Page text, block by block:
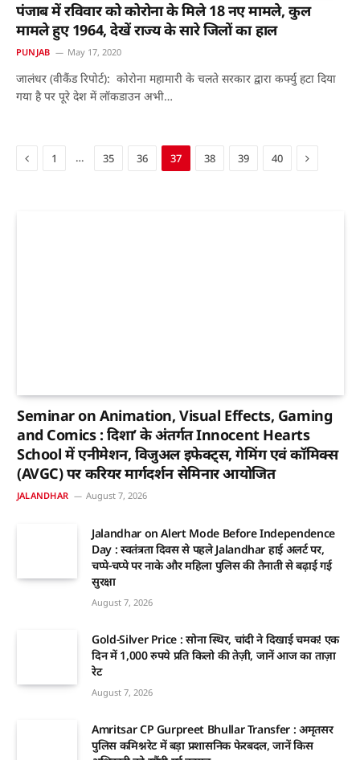
पंजाब में रविवार को कोरोना के मिले 18 नए मामले, कुल
मामले हुए 1964, देखें राज्य के सारे जिलों का हाल
PUNJAB May 17, 2020
जालंधर (वीकैंड रिपोर्ट): कोरोना महामारी के चलते सरकार द्वारा कर्फ्यु हटा दिया
गया है पर पूरे देश में लॉकडाउन अभी…
Previous
1 … 35 36 37 38 39 40 Next
Seminar on Animation, Visual Effects, Gaming
and Comics : दिशा’ के अंतर्गत Innocent Hearts
School में एनीमेशन, विजुअल इफेक्ट्स, गेमिंग एवं कॉमिक्स
(AVGC) पर करियर मार्गदर्शन सेमिनार आयोजित
JALANDHAR August 7, 2026
Jalandhar on Alert Mode Before Independence
Day : स्वतंत्रता दिवस से पहले Jalandhar हाई अलर्ट पर,
चप्पे-चप्पे पर नाके और महिला पुलिस की तैनाती से बढ़ाई गई
सुरक्षा
August 7, 2026
Gold-Silver Price : सोना स्थिर, चांदी ने दिखाई चमक! एक
दिन में 1,000 रुपये प्रति किलो की तेज़ी, जानें आज का ताज़ा
रेट
August 7, 2026
Amritsar CP Gurpreet Bhullar Transfer : अमृतसर
पुलिस कमिश्नरेट में बड़ा प्रशासनिक फेरबदल, जानें किस